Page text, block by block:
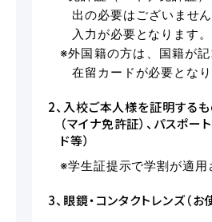
バスのり
お問い合わせ
サ
プライバシーポリシー
出の必要はございませ
入力が必要となります。
※外国籍の方は、国籍が
在留カードが必要となり
2、入校ご本人様を証明する
（マイナ免許証）、パスポー
ド等）
※学生証提示で学割が適用
3、眼鏡・コンタクトレンズ（お